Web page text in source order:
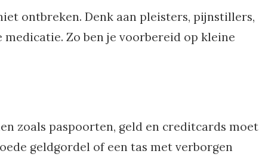
ontbreken. Denk aan pleisters, pijnstillers,
Zo ben je voorbereid op kleine
zoals paspoorten, geld en creditcards moet
geldgordel of een tas met verborgen